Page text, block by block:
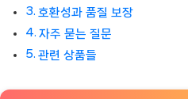
호환성과 품질 보장
자주 묻는 질문
관련 상품들